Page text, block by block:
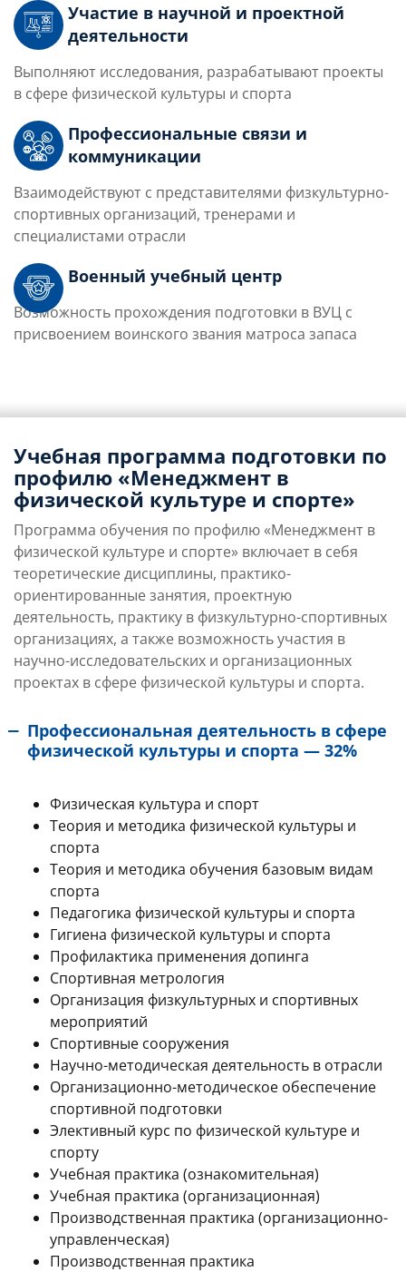
Участие в научной и проектной
деятельности
Выполняют исследования, разрабатывают проекты
в сфере физической культуры и спорта
Профессиональные связи и
коммуникации
Взаимодействуют с представителями физкультурно-
спортивных организаций, тренерами и
специалистами отрасли
Военный учебный центр
Возможность прохождения подготовки в ВУЦ с
присвоением воинского звания матроса запаса
Учебная программа подготовки по
профилю «Менеджмент в
физической культуре и спорте»
Программа обучения по профилю «Менеджмент в
физической культуре и спорте» включает в себя
теоретические дисциплины, практико-
ориентированные занятия, проектную
деятельность, практику в физкультурно-спортивных
организациях, а также возможность участия в
научно-исследовательских и организационных
проектах в сфере физической культуры и спорта.
Профессиональная деятельность в сфере
физической культуры и спорта — 32%
Физическая культура и спорт
Теория и методика физической культуры и
спорта
Теория и методика обучения базовым видам
спорта
Педагогика физической культуры и спорта
Гигиена физической культуры и спорта
Профилактика применения допинга
Спортивная метрология
Организация физкультурных и спортивных
мероприятий
Спортивные сооружения
Научно-методическая деятельность в отрасли
Организационно-методическое обеспечение
спортивной подготовки
Элективный курс по физической культуре и
спорту
Учебная практика (ознакомительная)
Учебная практика (организационная)
Производственная практика (организационно-
управленческая)
Производственная практика